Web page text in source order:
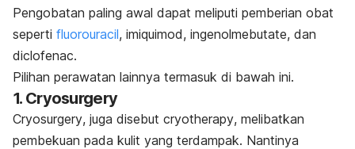
Pengobatan paling awal dapat meliputi pemberian obat
seperti fluorouracil, imiquimod, ingenolmebutate, dan
diclofenac.
Pilihan perawatan lainnya termasuk di bawah ini.
1. Cryosurgery
Cryosurgery, juga disebut cryotherapy, melibatkan
pembekuan pada kulit yang terdampak. Nantinya